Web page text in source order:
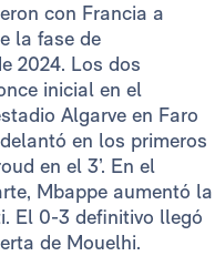
con Francia a
la fase de
2024. Los dos
inicial en el
Algarve en Faro
en los primeros
en el 3’. En el
Mbappe aumentó la
El 0-3 definitivo llegó
de Mouelhi.